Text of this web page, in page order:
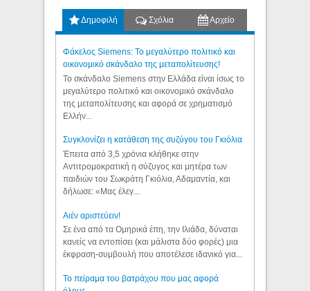
Δημοφιλή Σχόλια Αρχείο
Φάκελος Siemens: Το μεγαλύτερο πολιτικό και
οικονομικό σκάνδαλο της μεταπολίτευσης!
Το σκάνδαλο Siemens στην Ελλάδα είναι ίσως το
μεγαλύτερο πολιτικό και οικονομικό σκάνδαλο
της μεταπολίτευσης και αφορά σε χρηματισμό
Ελλήν...
Συγκλονίζει η κατάθεση της συζύγου του Γκιόλια
Έπειτα από 3,5 χρόνια κλήθηκε στην
Αντιτρομοκρατική η σύζυγος και μητέρα των
παιδιών του Σωκράτη Γκιόλια, Αδαμαντία, και
δήλωσε: «Μας έλεγ...
Aιέν αριστεύειν!
Σε ένα από τα Ομηρικά έπη, την Ιλιάδα, δύναται
κανείς να εντοπίσει (και μάλιστα δύο φορές) μια
έκφραση-συμβουλή που αποτέλεσε ιδανικό για...
Το πείραμα του βατράχου που μας αφορά